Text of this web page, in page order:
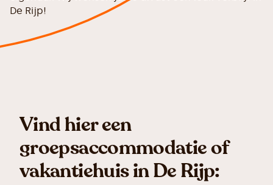
De Rijp!
Vind hier een
groepsaccommodatie of
vakantiehuis in De Rijp: